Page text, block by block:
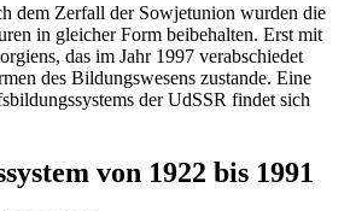
dem Zerfall der Sowjetunion wurden die
in gleicher Form beibehalten. Erst mit
das im Jahr 1997 verabschiedet
des Bildungswesens zustande. Eine
der UdSSR findet sich
von 1922 bis 1991